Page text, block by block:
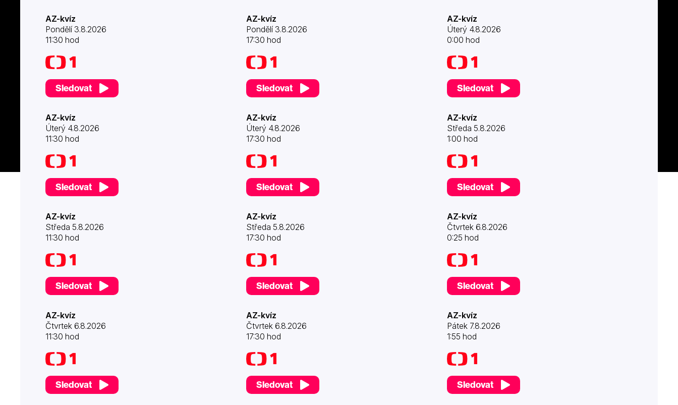
AZ-kvíz
Pondělí 3.8.2026
11:30 hod
Sledovat
AZ-kvíz
Pondělí 3.8.2026
17:30 hod
Sledovat
AZ-kvíz
Úterý 4.8.2026
0:00 hod
Sledovat
AZ-kvíz
Úterý 4.8.2026
11:30 hod
Sledovat
AZ-kvíz
Úterý 4.8.2026
17:30 hod
Sledovat
AZ-kvíz
Středa 5.8.2026
1:00 hod
Sledovat
AZ-kvíz
Středa 5.8.2026
11:30 hod
Sledovat
AZ-kvíz
Středa 5.8.2026
17:30 hod
Sledovat
AZ-kvíz
Čtvrtek 6.8.2026
0:25 hod
Sledovat
AZ-kvíz
Čtvrtek 6.8.2026
11:30 hod
Sledovat
AZ-kvíz
Čtvrtek 6.8.2026
17:30 hod
Sledovat
AZ-kvíz
Pátek 7.8.2026
1:55 hod
Sledovat